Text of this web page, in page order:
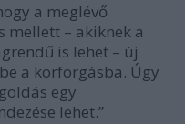
a meglévő
mellett – akiknek a
is lehet – új
a körforgásba. Úgy
egy
lehet.”